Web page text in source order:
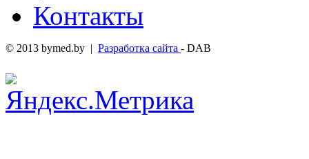
Контакты
© 2013 bymed.by | Разработка сайта - DAB